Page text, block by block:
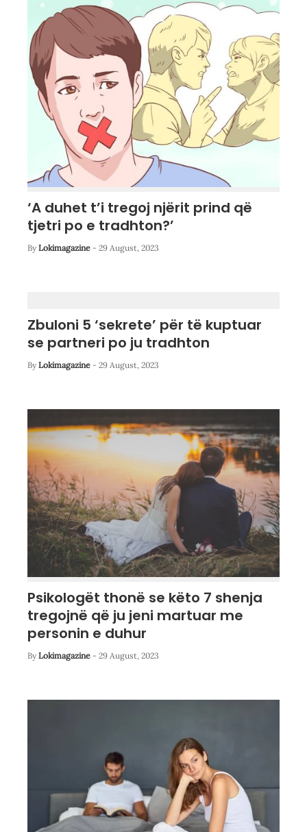
‘A duhet t’i tregoj njërit prind që
tjetri po e tradhton?’
By Lokimagazine - 29 August, 2023
Zbuloni 5 ‘sekrete’ për të kuptuar
se partneri po ju tradhton
By Lokimagazine - 29 August, 2023
Psikologët thonë se këto 7 shenja
tregojnë që ju jeni martuar me
personin e duhur
By Lokimagazine - 29 August, 2023